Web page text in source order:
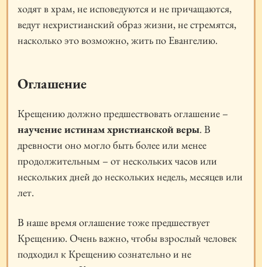
ходят в храм, не исповедуются и не причащаются,
ведут нехристианский образ жизни, не стремятся,
насколько это возможно, жить по Евангелию.
Оглашение
Крещению должно предшествовать оглашение –
научение истинам христианской веры. В
древности оно могло быть более или менее
продолжительным – от нескольких часов или
нескольких дней до нескольких недель, месяцев или
лет.
В наше время оглашение тоже предшествует
Крещению. Очень важно, чтобы взрослый человек
подходил к Крещению сознательно и не